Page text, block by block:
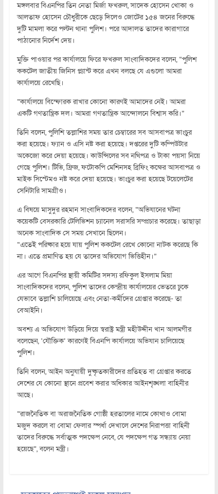
মঙ্গলবার বিএনপির তিন নেতা মির্জা ফখরুল, সাদেক হোসেন খোকা ও
আলতাফ হোসেন চৌধুরীকে ছেড়ে দিলেও জোটের ১৫৪ জনের বিরুদ্ধে
দুটি মামলা করে পল্টন থানা পুলিশ। পরে আদালত তাদের কারাগারে
পাঠানোর নির্দেশ দেয়।
মুক্তি পাওয়ার পর কার্যালয়ে ফিরে ফখরুল সাংবাদিকদের বলেন, “পুলিশ
ককটেল জাতীয় জিনিস প্ল্যান্ট করে এখন বলছে যে এগুলো আমরা
কার্যালয়ে রেখেছি।
“কার্যালয়ে বিস্ফোরক রাখার কোনো কারণই আমাদের নেই। আমরা
একটি গণতান্ত্রিক দল। আমরা গণতান্ত্রিক আন্দোলনে বিশ্বাস করি।”
তিনি বলেন, পুলিশি তল্লাশির সময় তার চেম্বারের সব আসবাপত্র ভাংচুর
করা হয়েছে। ফ্যান ও এসি নষ্ট করা হয়েছে। দপ্তরের দুটি কম্পিউটার
অকেজো করে দেয়া হয়েছে। কাউন্সিলের সব নথিপত্র ও টাকা পয়সা নিয়ে
গেছে পুলিশ। টিভি, ফ্রিজ, ফটোকপি মেশিনসহ ব্রিফিং কক্ষের আসবাপত্র ও
মাইক সিস্টেমও নষ্ট করে দেয়া হয়েছে। ভাংচুর করা হয়েছে টয়েলেটের
সেনিটারি সামগ্রীও।
এ বিষয়ে মাসুদুর রহমান সাংবাদিকদের বলেন, “অভিযানের ঘটনা
কয়েকটি বেসরকারি টেলিভিশন চ্যানেল সরাসরি সম্প্রচার করেছে। তাছাড়া
অনেক সাংবাদিক সে সময় সেখানে ছিলেন।
“এতেই পরিষ্কার হয়ে যায় পুলিশ ককটেল রেখে কোনো নাটক করেছে কি
না। এতে প্রমাণিত হয় যে তাদের অভিযোগ ভিত্তিহীন।”
এর আগে বিএনপির স্থায়ী কমিটির সদস্য রফিকুল ইসলাম মিয়া
সাংবাদিকদের বলেন, পুলিশ তাদের কেন্দ্রীয় কার্যালয়ের ভেতরে ঢুকে
যেভাবে তল্লাশি চালিয়েছে এবং নেতা-কর্মীদের গ্রেপ্তার করেছে- তা
বেআইনি।
অবশ্য এ অভিযোগ উড়িয়ে দিয়ে স্বরাষ্ট্র মন্ত্রী মহীউদ্দীন খান আলমগীর
বলেছেন, ‘যৌক্তিক’ কারণেই বিএনপি কার্যালয়ে অভিযান চালিয়েছে
পুলিশ।
তিনি বলেন, আইন অনুযায়ী দুষ্কৃতকারীদের প্রতিহত বা গ্রেপ্তার করতে
দেশের যে কোনো স্থানে প্রবেশ করার অধিকার আইনশৃঙ্খলা বাহিনীর
আছে।
“রাজনৈতিক বা অরাজনৈতিক গোষ্ঠী হরতালের নামে কোথাও বোমা
মজুদ করলে বা বোমা ফেলার স্পর্ধা দেখালে দেশের নিরাপত্তা বাহিনী
তাদের বিরুদ্ধে সর্বাত্মক পদক্ষেপ নেবে, যে পদক্ষেপ গত সন্ধ্যায় নেয়া
হয়েছে”, বলেন মন্ত্রী।